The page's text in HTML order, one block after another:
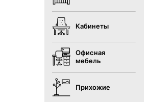
Кабинеты
Офисная
мебель
Прихожие